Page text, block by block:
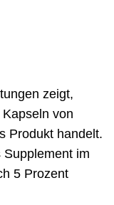
zeigt,
von
Produkt handelt.
im
5 Prozent